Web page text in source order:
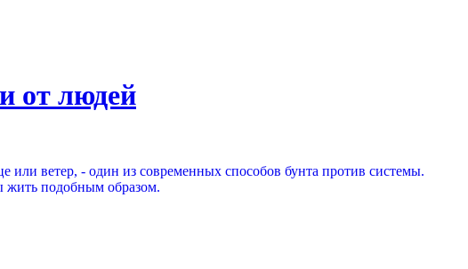
от людей
ветер, - один из современных способов бунта против системы.
жить подобным образом.